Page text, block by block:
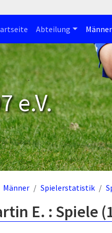
Abteilung Männer
e.V.
Männer Spielerstatistik
E. : Spiele